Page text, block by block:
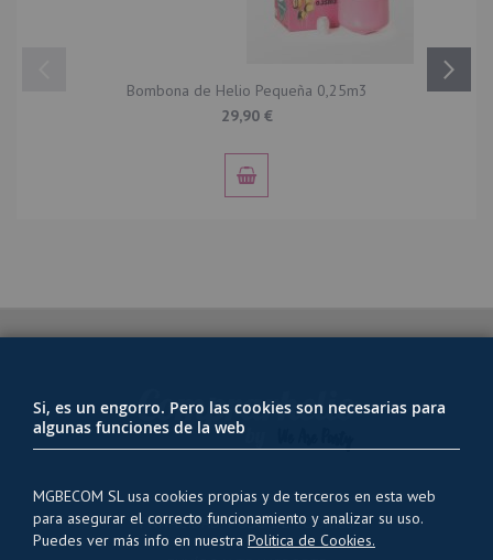
Bombona de Helio Pequeña 0,25m3
29,90 €
PRIVACIDAD Y USO DE COOKIES
Si, es un engorro. Pero las cookies son necesarias para
algunas funciones de la web
MGBECOM SL usa cookies propias y de terceros en esta web
para asegurar el correcto funcionamiento y analizar su uso.
Puedes ver más info en nuestra Politica de Cookies.